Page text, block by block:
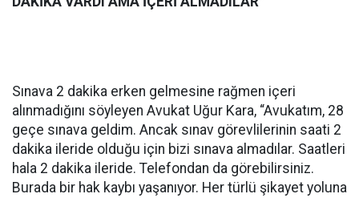
Sınava 2 dakika erken gelmesine rağmen içeri
alınmadığını söyleyen Avukat Uğur Kara, “Avukatım, 28
geçe sınava geldim. Ancak sınav görevlilerinin saati 2
dakika ileride olduğu için bizi sınava almadılar. Saatleri
hala 2 dakika ileride. Telefondan da görebilirsiniz.
Burada bir hak kaybı yaşanıyor. Her türlü şikayet yoluna